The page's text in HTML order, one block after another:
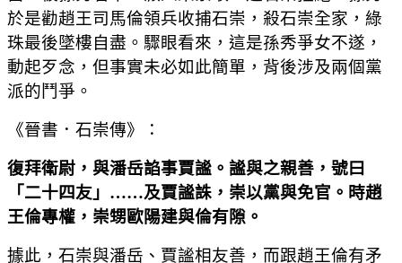
於是勸趙王司馬倫領兵收捕石崇，殺石崇全家，綠
珠最後墜樓自盡。驟眼看來，這是孫秀爭女不遂，
動起歹念，但事實未必如此簡單，背後涉及兩個黨
派的鬥爭。
《晉書．石崇傳》：
復拜衛尉，與潘岳諂事賈謐。謐與之親善，號曰
「二十四友」 ……及賈謐誅，崇以黨與免官。時趙
王倫專權，崇甥歐陽建與倫有隙。
據此，石崇與潘岳、賈謐相友善，而跟趙王倫有矛